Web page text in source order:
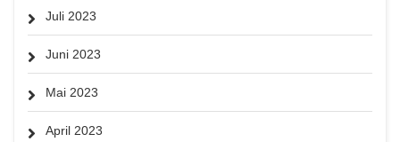
Juli 2023
Juni 2023
Mai 2023
April 2023